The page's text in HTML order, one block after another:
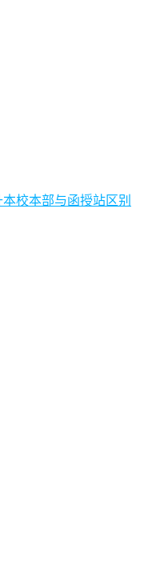
本校本部与函授站区别